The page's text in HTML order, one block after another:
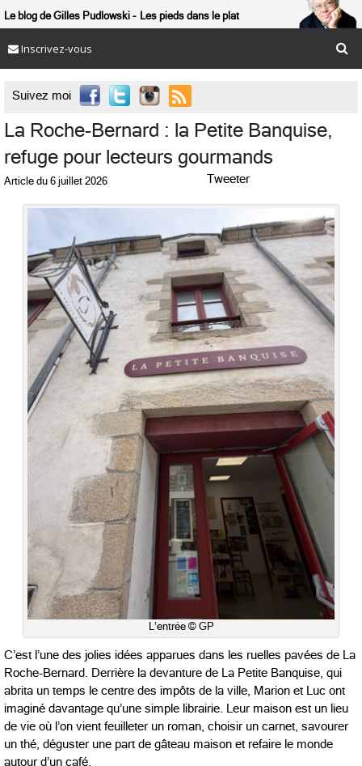
Le blog de Gilles Pudlowski Les pieds dans le plat
Inscrivez-vous
Suivez moi 
La Roche-Bernard : la Petite Banquise,
refuge pour lecteurs gourmands
Article du 6 juillet 2026 Tweeter
L’entrée © GP
C’est l’une des jolies idées apparues dans les ruelles pavées de La
Roche-Bernard. Derrière la devanture de La Petite Banquise, qui
abrita un temps le centre des impôts de la ville, Marion et Luc ont
imaginé davantage qu’une simple librairie. Leur maison est un lieu
de vie où l’on vient feuilleter un roman, choisir un carnet, savourer
un thé, déguster une part de gâteau maison et refaire le monde
autour d’un café.